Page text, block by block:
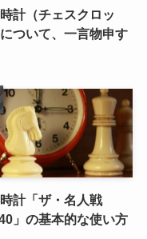
計（チェスクロッ
ついて、一言物申す
計「ザ・名人戦
」の基本的な使い方